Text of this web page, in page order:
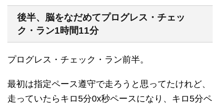
後半、脳をなだめてプログレス・チェッ
ク・ラン1時間11分
プログレス・チェック・ラン前半。
最初は指定ペース遵守で走ろうと思ってたけれど、
走っていたらキロ5分0x秒ペースになり、キロ5分ペ